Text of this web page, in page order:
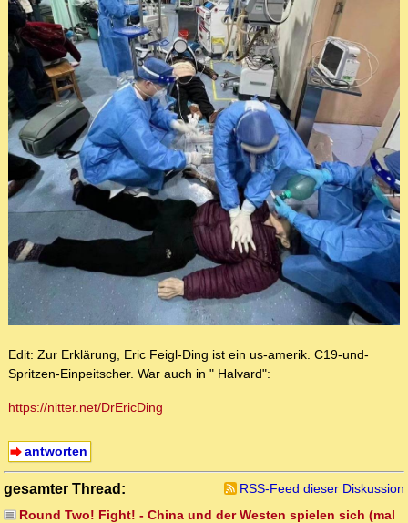
Edit: Zur Erklärung, Eric Feigl-Ding ist ein us-amerik. C19-und-
Spritzen-Einpeitscher. War auch in " Halvard":
https://nitter.net/DrEricDing
antworten
gesamter Thread:
RSS-Feed dieser Diskussion
Round Two! Fight! - China und der Westen spielen sich (mal